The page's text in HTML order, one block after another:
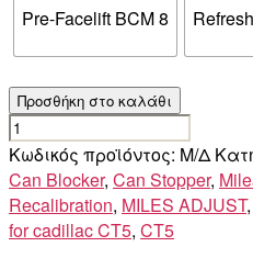
Pre-Facelift BCM 8
Προσθήκη στο καλάθι
CADILLAC
CT5
ποσότητα
Κωδικός προϊόντος: Μ/Δ
Can Blocker, Can Stopper,
Recalibration, MILES ADJUST,
for cadillac CT5, CT5